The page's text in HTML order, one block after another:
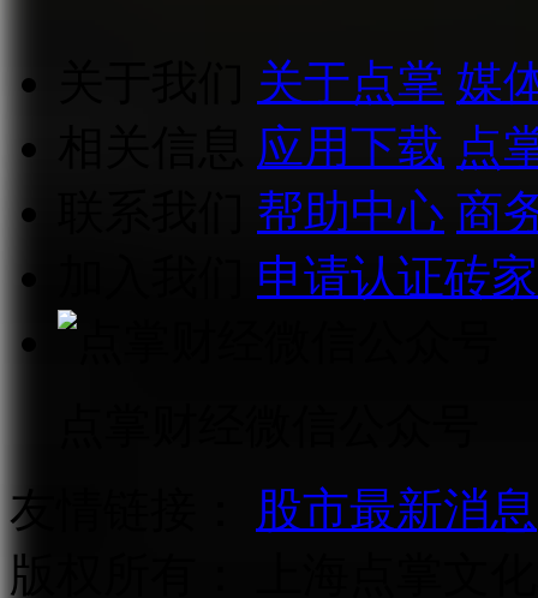
关于点掌 媒
应用下载 点
帮助中心 商
申请认证砖家
友情链接：
股市最新消息
版权所有：